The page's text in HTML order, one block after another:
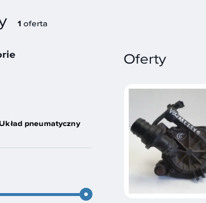
1 oferta
Oferty
Układ pneumatyczny